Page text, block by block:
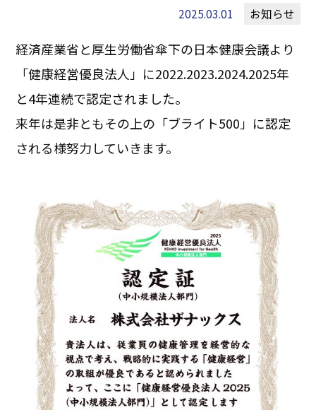
2025.03.01 お知らせ
経済産業省と厚生労働省傘下の日本健康会議より
「健康経営優良法人」に2022.2023.2024.2025年
と4年連続で認定されました。
来年は是非ともその上の「ブライト500」に認定
される様努力していきます。